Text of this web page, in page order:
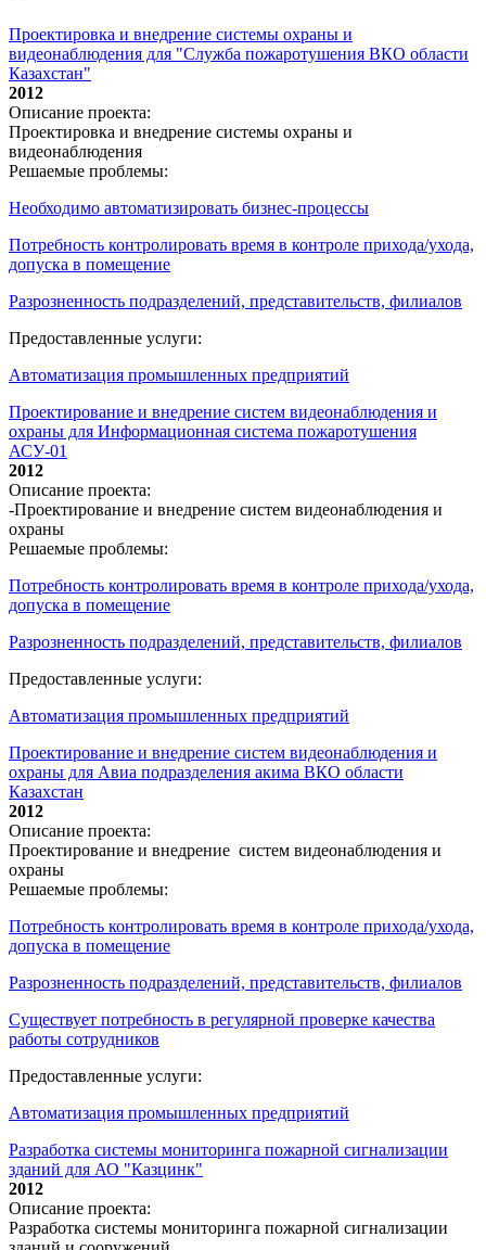
Проектировка и внедрение системы охраны и
видеонаблюдения для "Служба пожаротушения ВКО области
Казахстан"
2012
Описание проекта:
Проектировка и внедрение системы охраны и
видеонаблюдения
Решаемые проблемы:
Необходимо автоматизировать бизнес-процессы
Потребность контролировать время в контроле прихода/ухода,
допуска в помещение
Разрозненность подразделений, представительств, филиалов
Предоставленные услуги:
Автоматизация промышленных предприятий
Проектирование и внедрение систем видеонаблюдения и
охраны для Информационная система пожаротушения
АСУ-01
2012
Описание проекта:
-Проектирование и внедрение систем видеонаблюдения и
охраны
Решаемые проблемы:
Потребность контролировать время в контроле прихода/ухода,
допуска в помещение
Разрозненность подразделений, представительств, филиалов
Предоставленные услуги:
Автоматизация промышленных предприятий
Проектирование и внедрение систем видеонаблюдения и
охраны для Авиа подразделения акима ВКО области
Казахстан
2012
Описание проекта:
Проектирование и внедрение систем видеонаблюдения и
охраны
Решаемые проблемы:
Потребность контролировать время в контроле прихода/ухода,
допуска в помещение
Разрозненность подразделений, представительств, филиалов
Существует потребность в регулярной проверке качества
работы сотрудников
Предоставленные услуги:
Автоматизация промышленных предприятий
Разработка системы мониторинга пожарной сигнализации
зданий для АО "Казцинк"
2012
Описание проекта:
Разработка системы мониторинга пожарной сигнализации